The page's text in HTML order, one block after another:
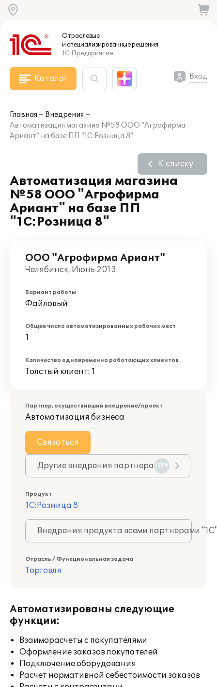
Отраслевые
и специализированныерешения
1С:Предприятие
Каталог Вход
Главная
Внедрения
Автоматизация магазина №58 ООО "Агрофирма
Ариант" на базе ПП "1С:Розница 8"
Автоматизация магазина
№58 ООО "Агрофирма
Ариант" на базе ПП
"1С:Розница 8"
К списку
ООО "Агрофирма Ариант"
Челябинск, Июнь 2013
Вариант работы
Файловый
Общее число автоматизированных рабочих мест
1
Количество одновременно работающих клиентов
Толстый клиент: 1
Партнер, осуществивший внедрение/проект
Автоматизация бизнеса
Связаться
Другие внедрения партнера 1159
Продукт
1С:Розница 8
Внедрения продукта всеми партнерами
Отрасль / Функциональная задача
Торговля
Автоматизированы следующие
функции:
Взаиморасчеты с покупателями
Оформление заказов покупателей
Подключение оборудования
Расчет нормативной себестоимости заказов